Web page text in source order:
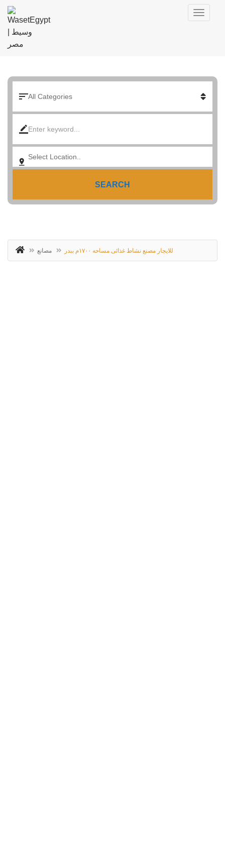
SEARCH
مصانع للايجار مصنع نشاط غذائى مساحه ١٧٠٠م ببدر